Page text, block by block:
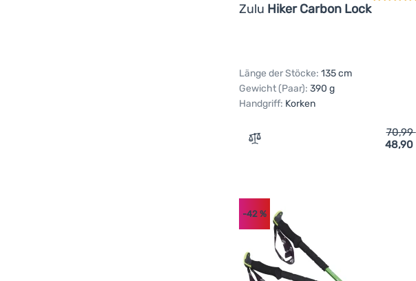
Zulu Hiker Carbon Lock
Länge der Stöcke: 135 cm
Gewicht (Paar): 390 g
Handgriff: Korken
Zum Vergleich 'Trekkingstöcke
70,99
48,90
-42%